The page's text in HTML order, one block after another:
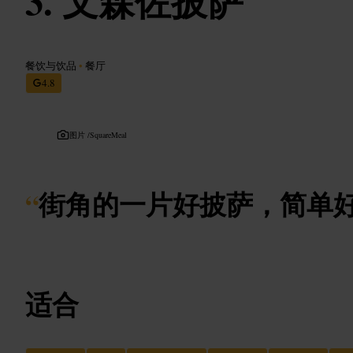
餐饮与饮品 • 餐厅
4.8
图片 /SquareMeal
“街角的一片好披萨，简单
适合